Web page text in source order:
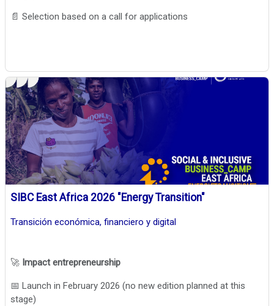
📄 Selection based on a call for applications
SIBC East Africa 2026 "Energy Transition"
Transición económica, financiero y digital
🚀 Impact entrepreneurship
📅 Launch in February 2026 (no new edition planned at this
stage)